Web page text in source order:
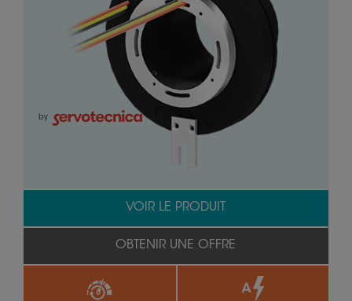
by
VOIR LE PRODUIT
OBTENIR UNE OFFRE